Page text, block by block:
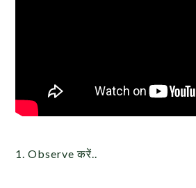
1. Observe करें..